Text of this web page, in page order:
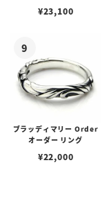
¥23,100
ブラッディマリー Order
オーダー リング
¥22,000